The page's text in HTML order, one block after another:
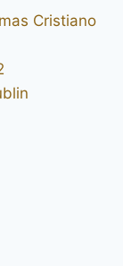
Cristiano